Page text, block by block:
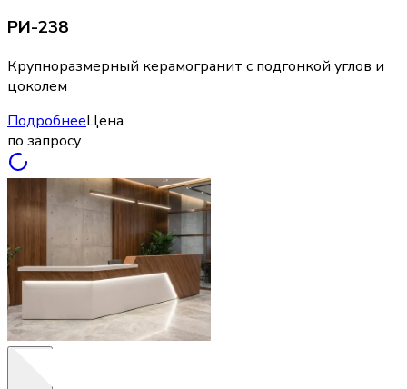
РИ-238
Крупноразмерный керамогранит с подгонкой углов и
цоколем
ПодробнееЦена
по запросу